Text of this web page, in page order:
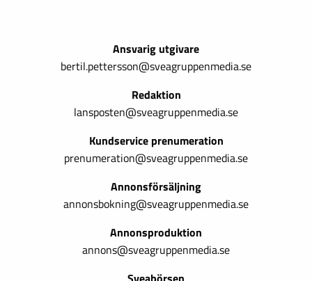
Ansvarig utgivare
bertil.pettersson@sveagruppenmedia.se
Redaktion
lansposten@sveagruppenmedia.se
Kundservice prenumeration
prenumeration@sveagruppenmedia.se
Annonsförsäljning
annonsbokning@sveagruppenmedia.se
Annonsproduktion
annons@sveagruppenmedia.se